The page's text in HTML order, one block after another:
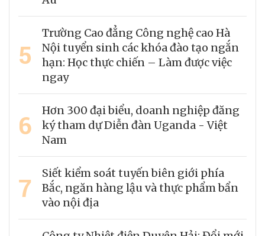
5
Trường Cao đẳng Công nghệ cao Hà
Nội tuyển sinh các khóa đào tạo ngắn
hạn: Học thực chiến – Làm được việc
ngay
6
Hơn 300 đại biểu, doanh nghiệp đăng
ký tham dự Diễn đàn Uganda - Việt
Nam
7
Siết kiểm soát tuyến biên giới phía
Bắc, ngăn hàng lậu và thực phẩm bẩn
vào nội địa